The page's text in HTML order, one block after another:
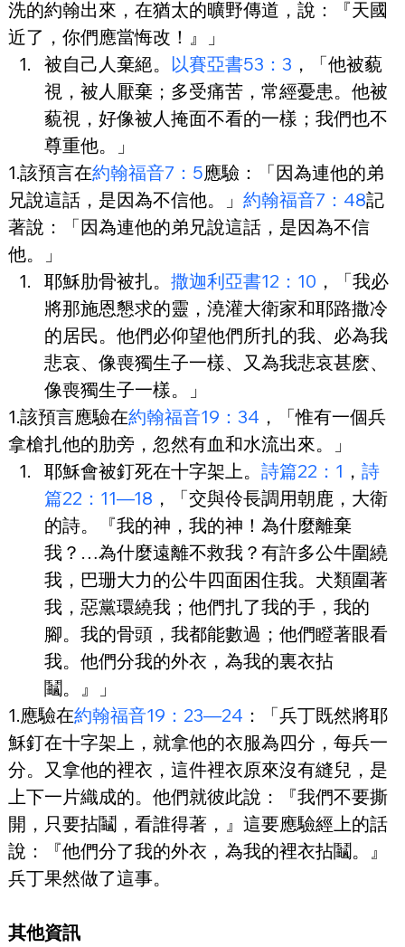
洗的約翰出來，在猶太的曠野傳道，說：『天國
近了，你們應當悔改！』」
被自己人棄絕。 以賽亞書53：3 ，「他被藐
視，被人厭棄；多受痛苦，常經憂患。他被
藐視，好像被人掩面不看的一樣；我們也不
尊重他。」
1.該預言在約翰福音7：5應驗：「因為連他的弟
兄說這話，是因為不信他。」 約翰福音7：48記
著說：「因為連他的弟兄說這話，是因為不信
他。」
耶穌肋骨被扎。 撒迦利亞書12：10 ，「我必
將那施恩懇求的靈，澆灌大衛家和耶路撒冷
的居民。他們必仰望他們所扎的我、必為我
悲哀、像喪獨生子一樣、又為我悲哀甚麽、
像喪獨生子一樣。」
1.該預言應驗在約翰福音19：34 ，「惟有一個兵
拿槍扎他的肋旁，忽然有血和水流出來。」
耶穌會被釘死在十字架上。 詩篇22：1 ， 詩
篇22：11—18 ，「交與伶長調用朝鹿，大衛
的詩。『我的神，我的神！為什麼離棄
我？…為什麼遠離不救我？有許多公牛圍繞
我，巴珊大力的公牛四面困住我。犬類圍著
我，惡黨環繞我；他們扎了我的手，我的
腳。我的骨頭，我都能數過；他們瞪著眼看
我。他們分我的外衣，為我的裏衣拈
鬮。』」
1.應驗在約翰福音19：23—24 ：「兵丁既然將耶
穌釘在十字架上，就拿他的衣服為四分，每兵一
分。又拿他的裡衣，這件裡衣原來沒有縫兒，是
上下一片織成的。他們就彼此說：『我們不要撕
開，只要拈鬮，看誰得著，』這要應驗經上的話
說：『他們分了我的外衣，為我的裡衣拈鬮。』
兵丁果然做了這事。
其他資訊